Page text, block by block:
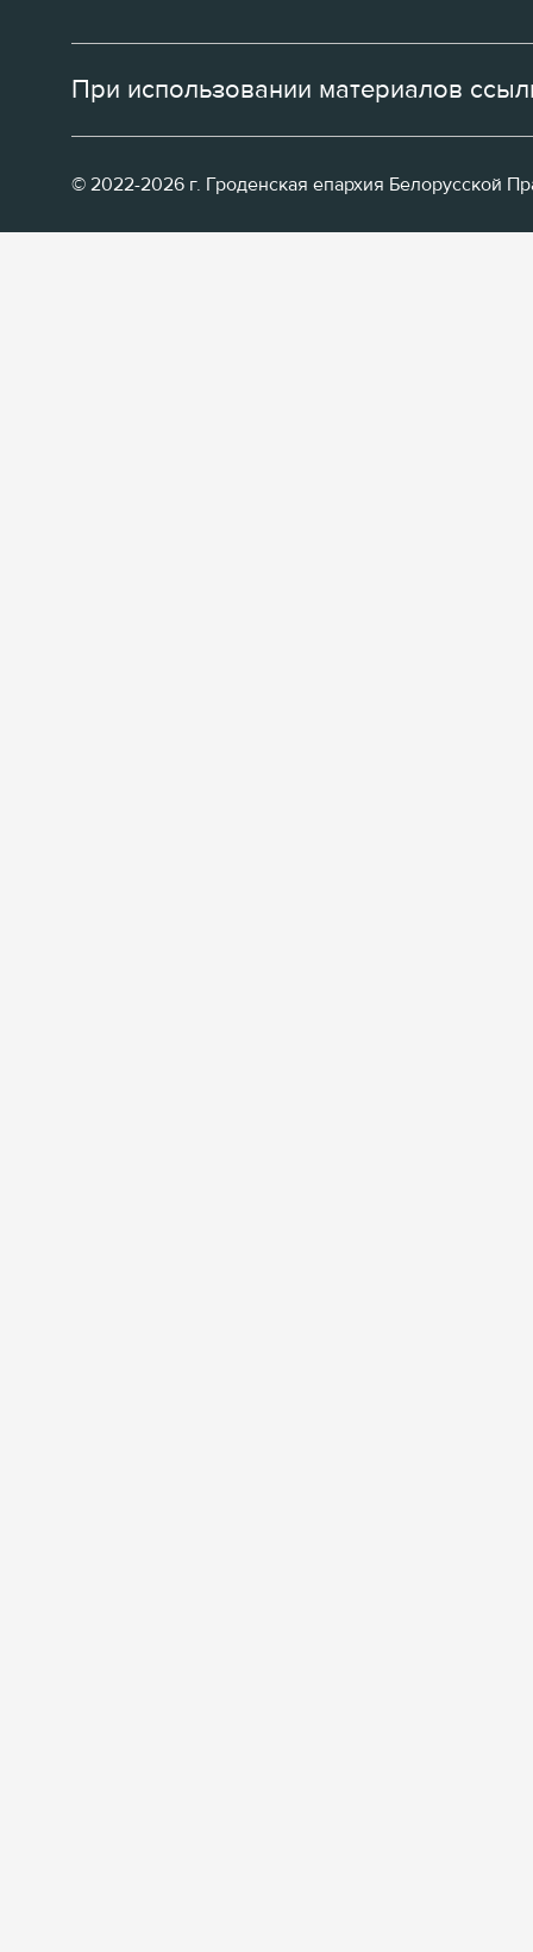
При использовании материалов
© 2022-2026 г. Гроденская епархия Белорусской